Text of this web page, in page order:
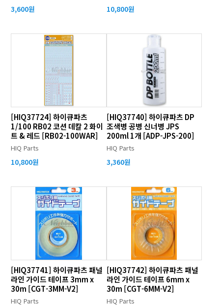
3,600원 10,800원
[HIQ37724] 하이큐파츠
1/100 RB02 코션 데칼 2 화이
트 & 레드 [RB02-100WAR]
HIQ Parts
10,800원
[HIQ37740] 하이큐파츠 DP
조색병 공병 신너병 JPS
200ml 1개 [ADP-JPS-200]
HIQ Parts
3,360원
[HIQ37741] 하이큐파츠 패널
라인 가이드 테이프 3mm x
30m [CGT-3MM-V2]
HIQ Parts
[HIQ37742] 하이큐파츠 패널
라인 가이드 테이프 6mm x
30m [CGT-6MM-V2]
HIQ Parts